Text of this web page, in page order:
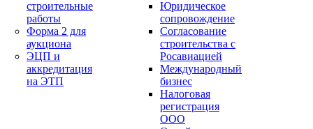
строительные
работы
Форма 2 для
аукциона
ЭЦП и
аккредитация
на ЭТП
Юридическое
сопровождение
Согласование
строительства с
Росавиацией
Международный
бизнес
Налоговая
регистрация
ООО